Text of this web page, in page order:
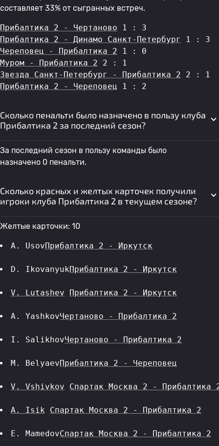
составляет 33% от сыгранных встреч.
Прибалтика 2 - Чертаново 1 : 3
Прибалтика 2 - Динамо Санкт-Петербург
1 : 3
Череповец - Прибалтика 2 1 : 0
Муром - Прибалтика 2 2 : 1
Звезда Санкт-Петербург - Прибалтика 2 2 : 1
Прибалтика 2 - Череповец 1 : 2
Сколько пенальти было назначено в пользу клуба
Прибалтика 2 за последний сезон?
За последний сезон в пользу команды было
назначено 0 пенальти.
Сколько красных и желтых карточек получили
игроки клуба Прибалтика 2 в текущем сезоне?
Желтые карточки: 10
A. UsovПрибалтика 2 - Иркутск
D. IkovanyukПрибалтика 2 - Иркутск
V. Lutashev Прибалтика 2 - Иркутск
A. YashkovЧертаново - Прибалтика 2
I. SalikhovЧертаново - Прибалтика 2
M. BelyaevПрибалтика 2 - Череповец
V. Vshivkov Спартак Москва 2 - Прибалтика
A. Isik Спартак Москва 2 - Прибалтика 2
E. MamedovСпартак Москва 2 - Прибалтика 2